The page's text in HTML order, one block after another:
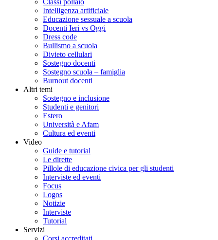
Classi pollaio
Intelligenza artificiale
Educazione sessuale a scuola
Docenti Ieri vs Oggi
Dress code
Bullismo a scuola
Divieto cellulari
Sostegno docenti
Sostegno scuola – famiglia
Burnout docenti
Altri temi
Sostegno e inclusione
Studenti e genitori
Estero
Università e Afam
Cultura ed eventi
Video
Guide e tutorial
Le dirette
Pillole di educazione civica per gli studenti
Interviste ed eventi
Focus
Logos
Notizie
Interviste
Tutorial
Servizi
Corsi accreditati